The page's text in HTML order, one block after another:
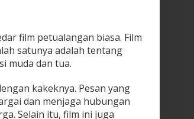
film petualangan biasa. Film
satunya adalah tentang
muda dan tua.
kakeknya. Pesan yang
dan menjaga hubungan
Selain itu, film ini juga